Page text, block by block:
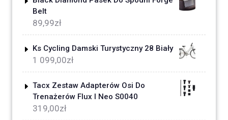
Belt
89,99zł
Ks Cycling Damski Turystyczny 28 Biały
1 099,00zł
Tacx Zestaw Adapterów Osi Do
Trenażerów Flux I Neo S0040
319,00zł